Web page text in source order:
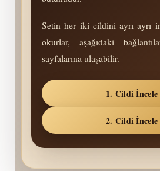
Setin her iki cildini ayrı ayrı
okurlar, aşağıdaki
sayfalarına ulaşabilir.
1. Cildi İncele
2. Cildi İncele